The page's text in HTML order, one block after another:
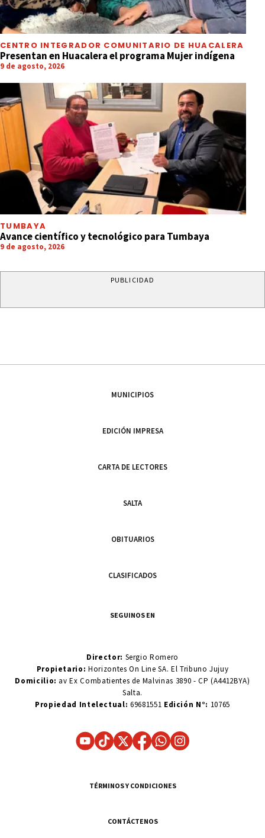
CENTRO INTEGRADOR COMUNITARIO DE HUACALERA
Presentan en Huacalera el programa Mujer indígena
9 de agosto, 2026
TUMBAYA
Avance científico y tecnológico para Tumbaya
9 de agosto, 2026
PUBLICIDAD
MUNICIPIOS
EDICIÓN IMPRESA
CARTA DE LECTORES
SALTA
OBITUARIOS
CLASIFICADOS
SEGUINOS EN
Director: Sergio Romero
Propietario:Horizontes On Line SA. El Tribuno Jujuy
Domicilio: av Ex Combatientes de Malvinas 3890 - CP (A4412BYA)
Salta.
Propiedad Intelectual: 69681551 Edición N°: 10765
TÉRMINOS Y CONDICIONES
CONTÁCTENOS